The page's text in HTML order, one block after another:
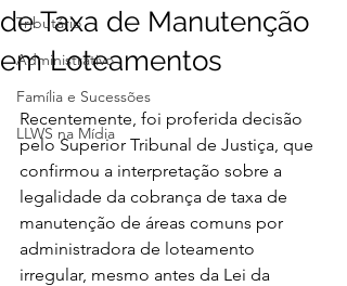
Tributário
Administrativo
Família e Sucessões
LLWS na Mídia
de Taxa de Manutenção
em Loteamentos
Recentemente, foi proferida decisão
pelo Superior Tribunal de Justiça, que
confirmou a interpretação sobre a
legalidade da cobrança de taxa de
manutenção de áreas comuns por
administradora de loteamento
irregular, mesmo antes da Lei da